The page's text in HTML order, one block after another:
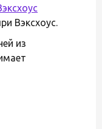
Вэксхоус.
из